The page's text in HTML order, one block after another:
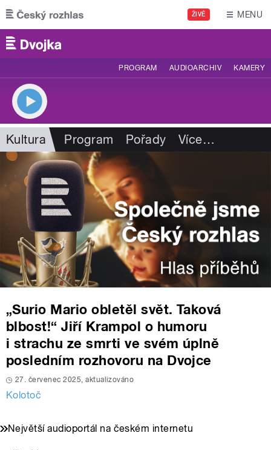
Přejít k hlavnímu obsahu
ŽIVĚ MENU
PROGRAM AUDIOARCHIV KAMERY
Kultura Program Pořady Více…
„Surio Mario obletěl svět. Taková
blbost!“ Jiří Krampol o humoru
i strachu ze smrti ve svém úplně
posledním rozhovoru na Dvojce
27. červenec 2025, aktualizováno
Kolotoč
Největší audioportál na českém internetu